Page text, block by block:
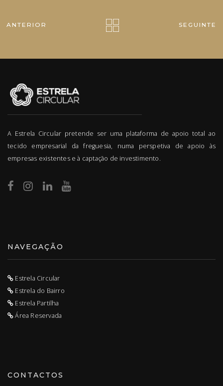
ANTERIOR SEGUINTE
A Estrela Circular pretende ser uma plataforma de apoio total ao
tecido empresarial da freguesia, numa perspetiva de apoio às
empresas existentes e à captação de investimento.
NAVEGAÇÃO
Estrela Circular
Estrela do Bairro
Estrela Partilha
Área Reservada
CONTACTOS